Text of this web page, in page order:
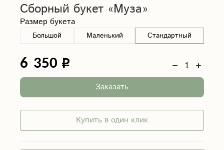
Сборный букет «Муза»
Размер букета
Большой Маленький Стандартный
6 350
Заказать
Купить в один клик